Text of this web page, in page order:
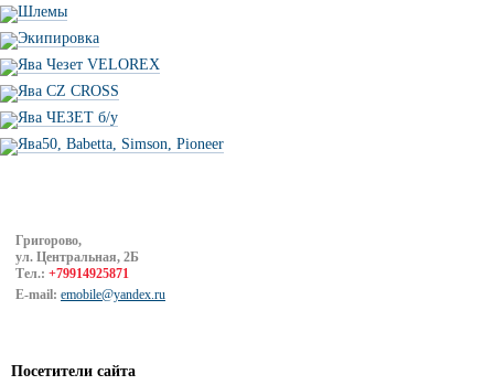
Шлемы
Экипировка
Ява Чезет VELOREX
Ява CZ CROSS
Ява ЧЕЗЕТ б/у
Ява50, Babetta, Simson, Pioneer
Григорово,
ул. Центральная, 2Б
Тел.: +79914925871
E-mail: emobile@yandex.ru
Посетители сайта